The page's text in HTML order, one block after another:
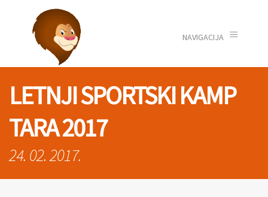
NAVIGACIJA ≡
LETNJI SPORTSKI KAMP
TARA 2017
24. 02. 2017.